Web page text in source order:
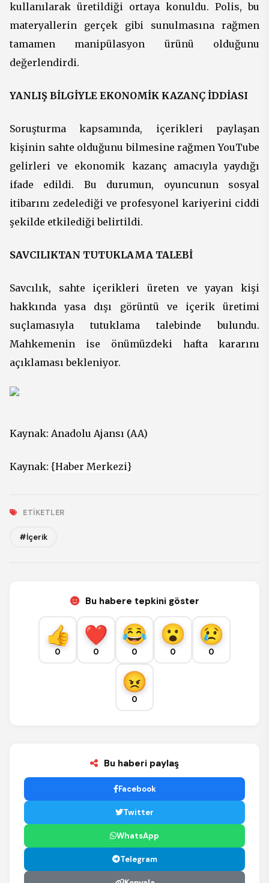
kullanılarak üretildiği ortaya konuldu. Polis, bu
materyallerin gerçek gibi sunulmasına rağmen
tamamen manipülasyon ürünü olduğunu
değerlendirdi.
YANLIŞ BİLGİYLE EKONOMİK KAZANÇ İDDİASI
Soruşturma kapsamında, içerikleri paylaşan
kişinin sahte olduğunu bilmesine rağmen YouTube
gelirleri ve ekonomik kazanç amacıyla yaydığı
ifade edildi. Bu durumun, oyuncunun sosyal
itibarını zedelediği ve profesyonel kariyerini ciddi
şekilde etkilediği belirtildi.
SAVCILIKTAN TUTUKLAMA TALEBİ
Savcılık, sahte içerikleri üreten ve yayan kişi
hakkında yasa dışı görüntü ve içerik üretimi
suçlamasıyla tutuklama talebinde bulundu.
Mahkemenin ise önümüzdeki hafta kararını
açıklaması bekleniyor.
Kaynak: Anadolu Ajansı (AA)
Kaynak: {Haber Merkezi}
ETIKETLER
#İçerik
Bu habere tepkini göster
0 0 0 0 0
0
Bu haberi paylaş
Facebook
Twitter
WhatsApp
Telegram